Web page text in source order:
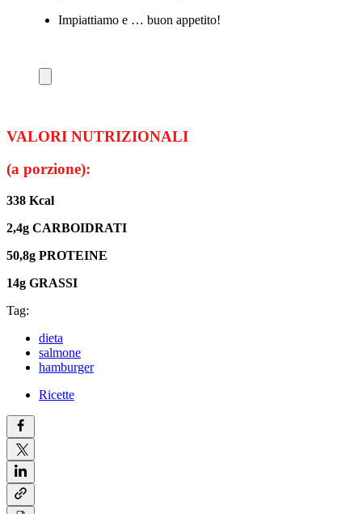
Impiattiamo e … buon appetito!
VALORI NUTRIZIONALI
(a porzione):
338 Kcal
2,4g CARBOIDRATI
50,8g PROTEINE
14g GRASSI
Tag:
dieta
salmone
hamburger
Ricette